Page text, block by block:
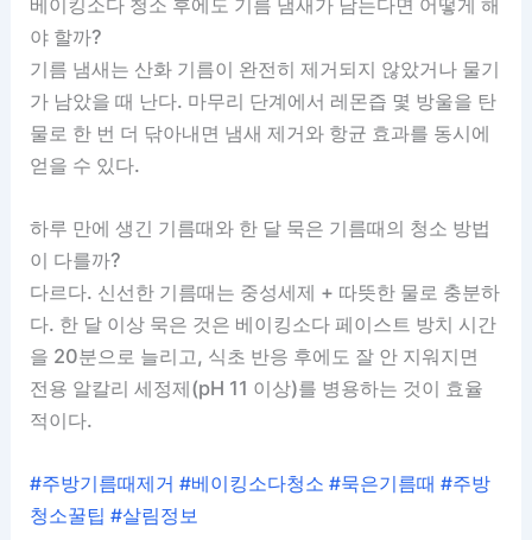
야 할까?
기름 냄새는 산화 기름이 완전히 제거되지 않았거나 물기
가 남았을 때 난다. 마무리 단계에서 레몬즙 몇 방울을 탄
물로 한 번 더 닦아내면 냄새 제거와 항균 효과를 동시에
얻을 수 있다.
하루 만에 생긴 기름때와 한 달 묵은 기름때의 청소 방법
이 다를까?
다르다. 신선한 기름때는 중성세제 + 따뜻한 물로 충분하
다. 한 달 이상 묵은 것은 베이킹소다 페이스트 방치 시간
을 20분으로 늘리고, 식초 반응 후에도 잘 안 지워지면
전용 알칼리 세정제(pH 11 이상)를 병용하는 것이 효율
적이다.
#주방기름때제거 #베이킹소다청소 #묵은기름때 #주방
청소꿀팁 #살림정보